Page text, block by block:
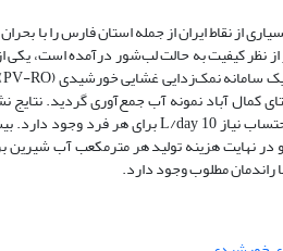
از نقاط ایران از جمله استان فارس را با
کیفیت به حالت لب‌شور درآمده است، یکی
مطلوب وجود دارد.